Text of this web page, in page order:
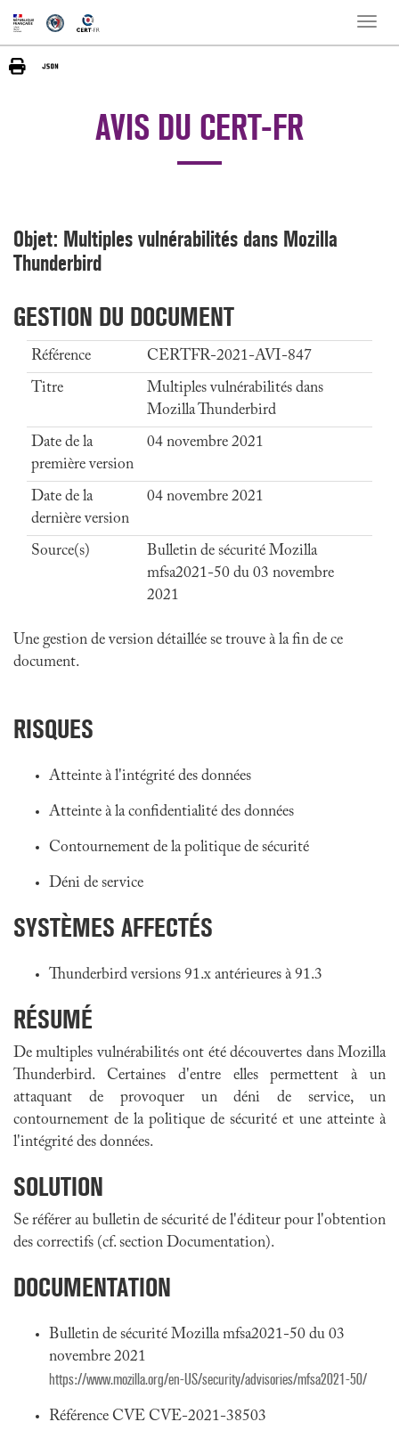
Toggle
AVIS DU CERT-FR
Objet: Multiples vulnérabilités dans Mozilla
Thunderbird
GESTION DU DOCUMENT
Référence
CERTFR-2021-AVI-847
Titre
Multiples vulnérabilités dans
Mozilla Thunderbird
Date de la
première version
04 novembre 2021
Date de la
dernière version
04 novembre 2021
Source(s)
Bulletin de sécurité Mozilla
mfsa2021-50 du 03 novembre
2021
Une gestion de version détaillée se trouve à la fin de ce
document.
RISQUES
Atteinte à l'intégrité des données
Atteinte à la confidentialité des données
Contournement de la politique de sécurité
Déni de service
SYSTÈMES AFFECTÉS
Thunderbird versions 91.x antérieures à 91.3
RÉSUMÉ
De multiples vulnérabilités ont été découvertes dans Mozilla
Thunderbird. Certaines d'entre elles permettent à un
attaquant de provoquer un déni de service, un
contournement de la politique de sécurité et une atteinte à
l'intégrité des données.
SOLUTION
Se référer au bulletin de sécurité de l'éditeur pour l'obtention
des correctifs (cf. section Documentation).
DOCUMENTATION
Bulletin de sécurité Mozilla mfsa2021-50 du 03
novembre 2021
https://www.mozilla.org/en-US/security/advisories/mfsa2021-50/
Référence CVE CVE-2021-38503